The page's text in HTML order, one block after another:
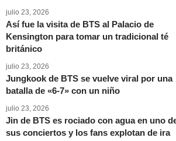
julio 23, 2026
Así fue la visita de BTS al Palacio de
Kensington para tomar un tradicional té
británico
julio 23, 2026
Jungkook de BTS se vuelve viral por una
batalla de «6-7» con un niño
julio 23, 2026
Jin de BTS es rociado con agua en uno
sus conciertos y los fans explotan de ira